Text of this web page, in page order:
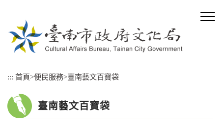
::: 首頁>便民服務>臺南藝文百寶袋
臺南藝文百寶袋